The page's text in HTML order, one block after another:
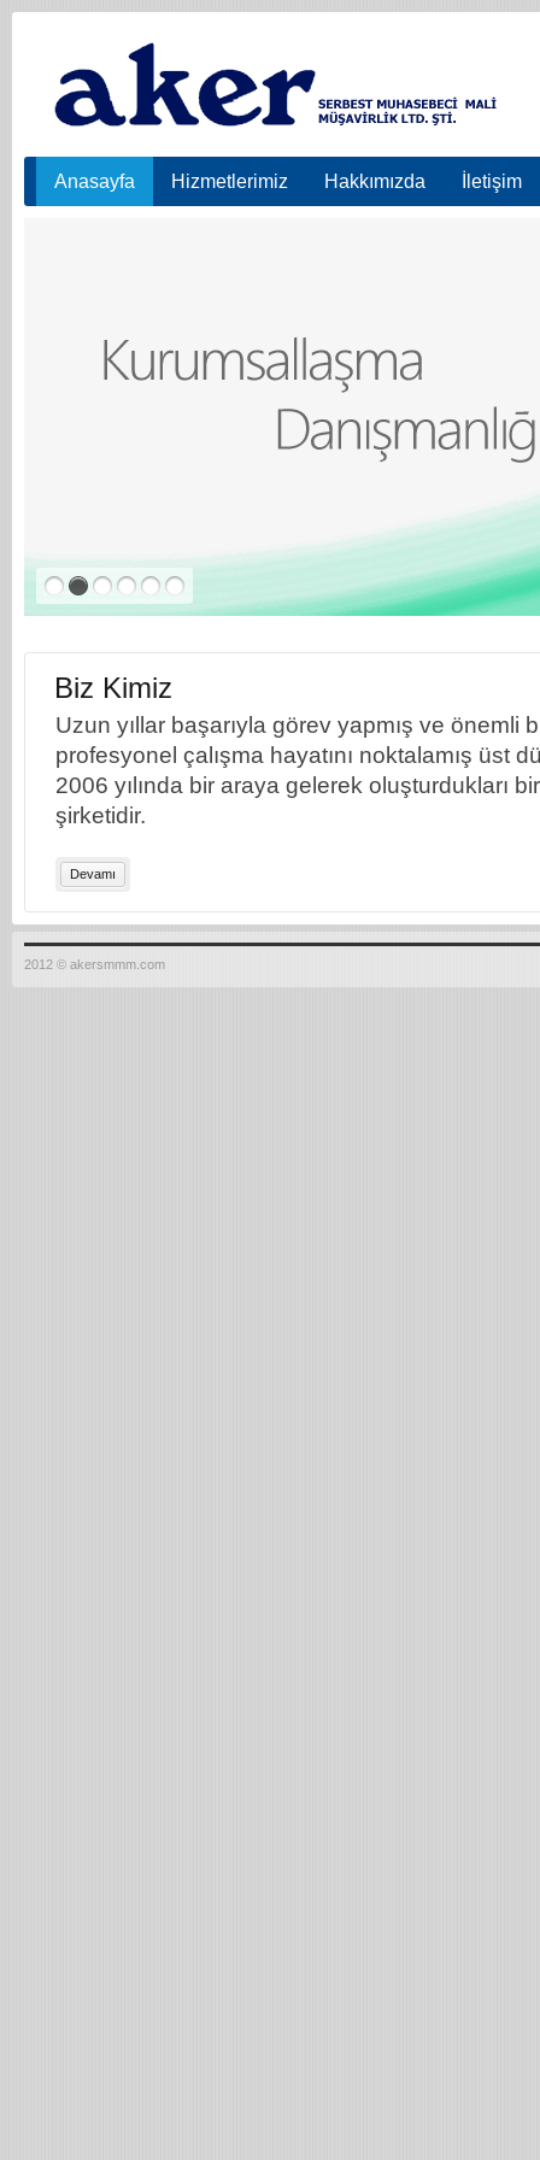
Anasayfa Hizmetlerimiz Hakkımızda İletişim
Biz Kimiz
Uzun yıllar başarıyla görev yapmış ve önemli
profesyonel çalışma hayatını noktalamış üst
2006 yılında bir araya gelerek oluşturdukları
şirketidir.
Devamı
2012 © akersmmm.com